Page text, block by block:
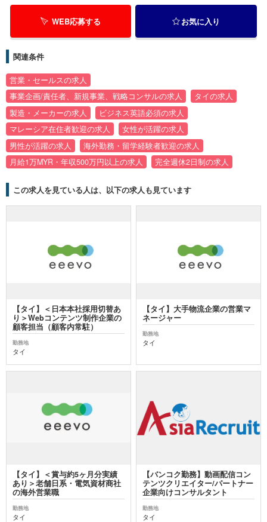
WEB応募する お気に入り
関連条件
営業・セールスの求人
事業企画/責任者、新規事業、戦略コンサルの求人
タイの求人
製造・メーカーの求人
ビジネス英語必須の求人
マレーシア在住者歓迎の求人
女性が活躍の求人
男性が活躍の求人
海外勤務・留学経験者歓迎の求人
月給1万MYR・年収500万円以上の求人
完全週休2日制の求人
この求人を見ている人は、以下の求人も見ています
【タイ】＜日本本社採用切替あ
り＞Webコンテンツ制作企業の
顧客担当（顧客内常駐）
勤務地
タイ
【タイ】大手物流企業の営業マ
ネージャー
勤務地
タイ
【タイ】＜賞与約5ヶ月分実績
あり＞老舗日系・電気資材商社
の海外営業職
勤務地
タイ
【バンコク勤務】動画配信コン
テンツクリエイター/パートナー
企業向けコンサルタント
勤務地
タイ